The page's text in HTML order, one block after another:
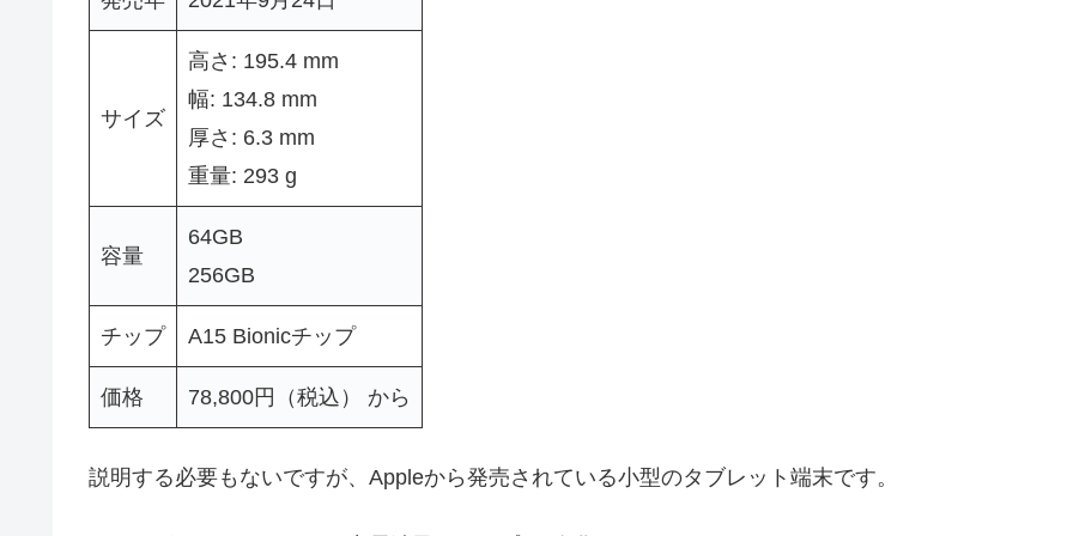
サイズ
高さ: 195.4 mm
幅: 134.8 mm
厚さ: 6.3 mm
重量: 293 g
容量
64GB
256GB
チップ A15 Bionicチップ
価格 78,800円（税込） から
説明する必要もないですが、Appleから発売されている小型のタブレット端末です。